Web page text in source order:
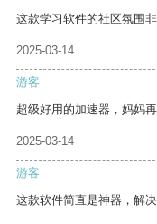
这款学习软件的社区氛围
2025-03-14
游客
超级好用的加速器，妈妈
2025-03-14
游客
这款软件简直是神器，解决